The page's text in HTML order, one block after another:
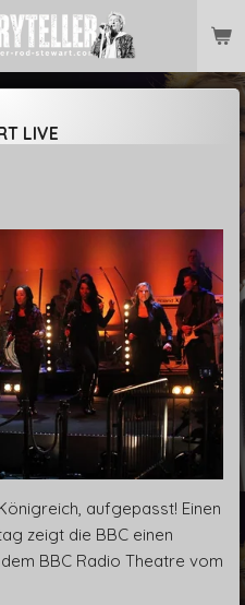
LIVE
aufgepasst! Einen
zeigt die BBC einen
BBC Radio Theatre vom